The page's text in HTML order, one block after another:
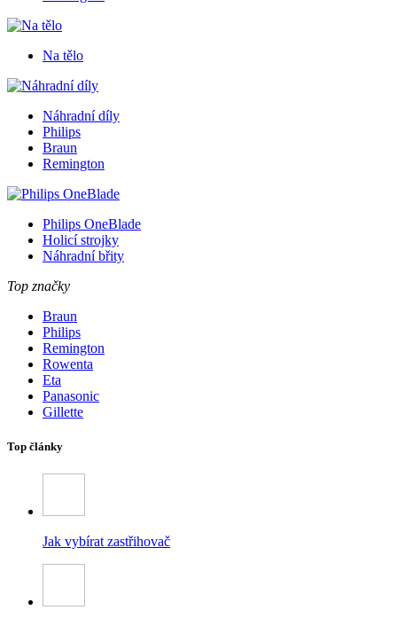
Na tělo
Náhradní díly
Philips
Braun
Remington
Philips OneBlade
Holicí strojky
Náhradní břity
Top značky
Braun
Philips
Remington
Rowenta
Eta
Panasonic
Gillette
Top články
Jak vybírat zastřihovač